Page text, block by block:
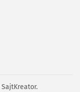
SajtKreator.